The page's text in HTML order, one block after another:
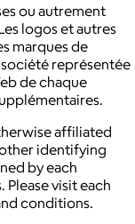
ou autrement
logos et autres
marques de
représentée
de chaque
affiliated
identifying
by each
visit each
conditions.